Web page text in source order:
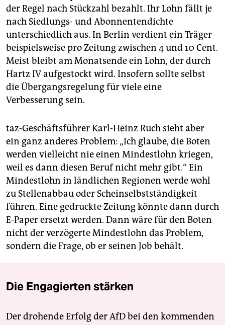
der Regel nach Stückzahl bezahlt. Ihr Lohn fällt je
nach Siedlungs- und Abonnentendichte
unterschiedlich aus. In Berlin verdient ein Träger
beispielsweise pro Zeitung zwischen 4 und 10 Cent.
Meist bleibt am Monatsende ein Lohn, der durch
Hartz IV aufgestockt wird. Insofern sollte selbst
die Übergangsregelung für viele eine
Verbesserung sein.
taz-Geschäftsführer Karl-Heinz Ruch sieht aber
ein ganz anderes Problem: „Ich glaube, die Boten
werden vielleicht nie einen Mindestlohn kriegen,
weil es dann diesen Beruf nicht mehr gibt.“ Ein
Mindestlohn in ländlichen Regionen werde wohl
zu Stellenabbau oder Scheinselbstständigkeit
führen. Eine gedruckte Zeitung könnte dann durch
E-Paper ersetzt werden. Dann wäre für den Boten
nicht der verzögerte Mindestlohn das Problem,
sondern die Frage, ob er seinen Job behält.
Die Engagierten stärken
Der drohende Erfolg der AfD bei den kommenden